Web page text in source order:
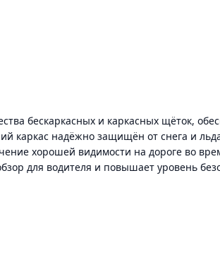
бескаркасных и каркасных щёток,
каркас надёжно защищён от снега и
хорошей видимости на дороге во
для водителя и повышает уровень